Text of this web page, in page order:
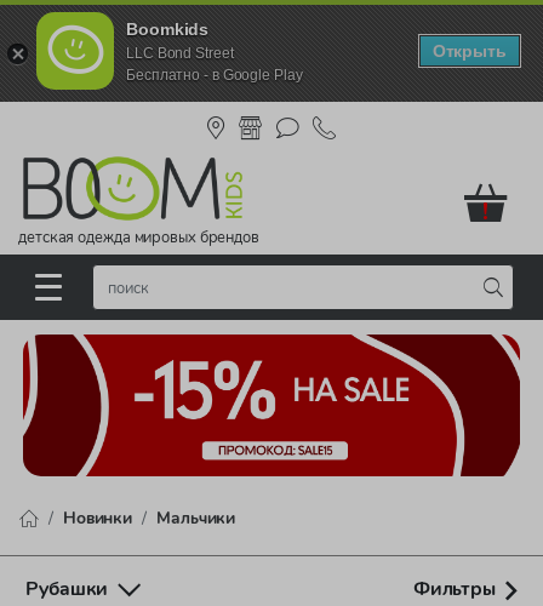
Boomkids
LLC Bond Street
Бесплатно - в Google Play
Открыть
детская одежда мировых брендов
!
Новинки Мальчики
Рубашки Фильтры